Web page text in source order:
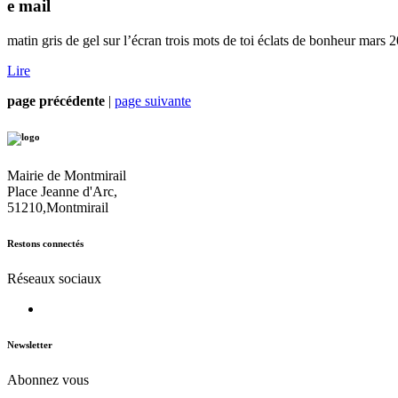
e mail
matin gris de gel sur l’écran trois mots de toi éclats de bonheur mars
Lire
page précédente | page suivante
Mairie de Montmirail
Place Jeanne d'Arc,
51210,Montmirail
Restons connectés
Réseaux sociaux
Newsletter
Abonnez vous